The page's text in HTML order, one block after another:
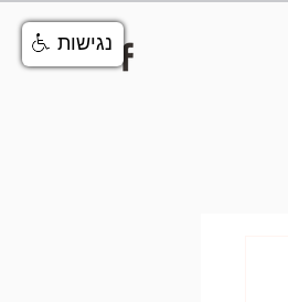
נגישות